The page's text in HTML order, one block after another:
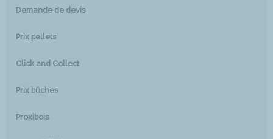
Demande de devis
Prix pellets
Click and Collect
Prix bûches
Proxibois